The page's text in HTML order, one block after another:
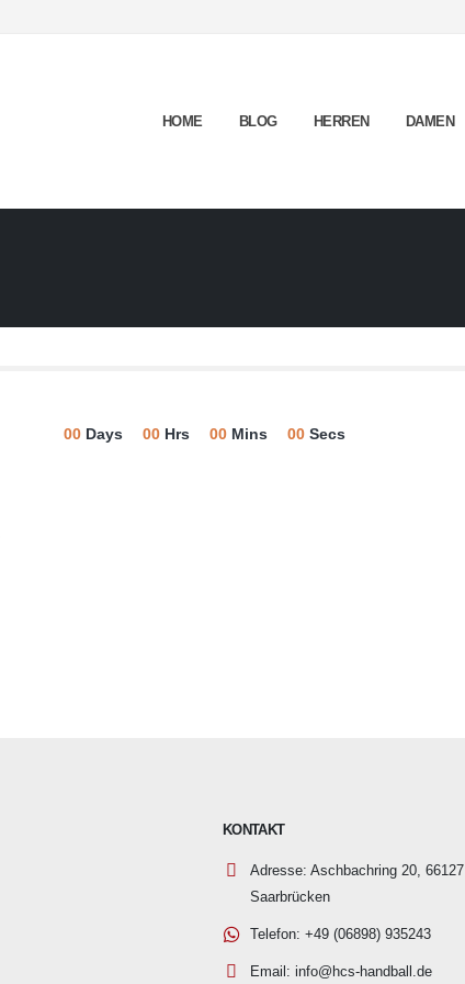
HOME BLOG HERREN DAMEN
00 Days 00 Hrs 00 Mins 00 Secs
KONTAKT
Adresse: Aschbachring 20, 66127
Saarbrücken
Telefon: +49 (06898) 935243
Email: info@hcs-handball.de